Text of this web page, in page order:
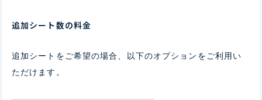
追加シート数の料金
追加シートをご希望の場合、以下のオプションをご利用い
ただけます。